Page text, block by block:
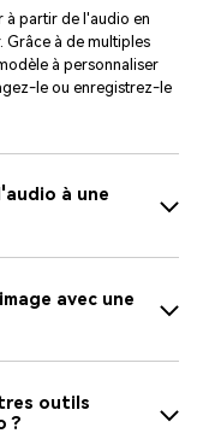
à partir de l'audio en
Grâce à de multiples
à personnaliser
le ou enregistrez-le
à une
avec une
outils
?